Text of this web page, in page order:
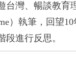
台灣、暢談教育
） 執筆，回望10
進行反思。